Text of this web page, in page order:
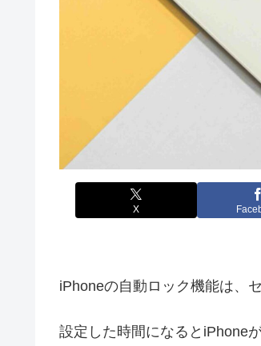
X
iPhoneの自動ロック機能は、
設定した時間になるとiPhone